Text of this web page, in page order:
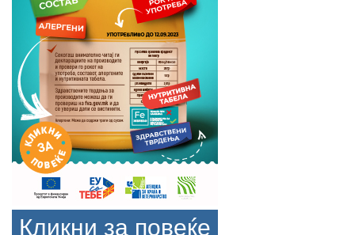
Кликни за повеќе